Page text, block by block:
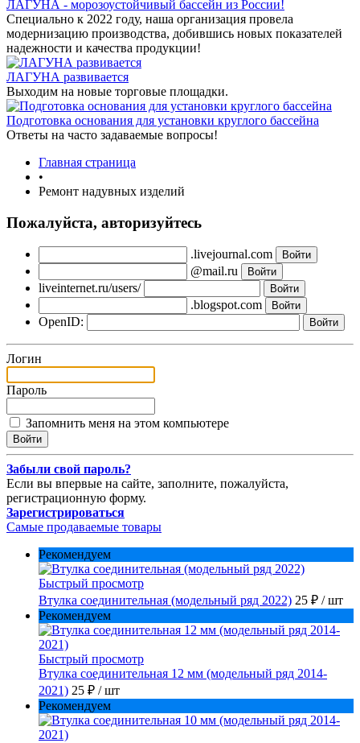
ЛАГУНА - морозоустойчивый бассейн из России!
Специально к 2022 году, наша организация провела
модернизацию производства, добившись новых показателей
надежности и качества продукции!
ЛАГУНА развивается
Выходим на новые торговые площадки.
Подготовка основания для установки круглого бассейна
Ответы на часто задаваемые вопросы!
Главная страница
•
Ремонт надувных изделий
Пожалуйста, авторизуйтесь
.livejournal.com
@mail.ru
liveinternet.ru/users/
.blogspot.com
OpenID:
Логин
Пароль
Запомнить меня на этом компьютере
Забыли свой пароль?
Если вы впервые на сайте, заполните, пожалуйста,
регистрационную форму.
Зарегистрироваться
Самые продаваемые товары
Рекомендуем
Быстрый просмотр
Втулка соединительная (модельный ряд 2022) 25 ₽ / шт
Рекомендуем
Быстрый просмотр
Втулка соединительная 12 мм (модельный ряд 2014-
2021) 25 ₽ / шт
Рекомендуем